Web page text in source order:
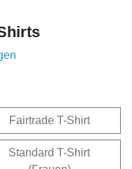
Fairtrade T-Shirt
Standard T-Shirt